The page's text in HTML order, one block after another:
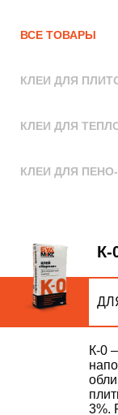
ВСЕ ТОВАРЫ
КЛЕИ ДЛЯ
КЛЕИ ДЛЯ
КЛЕИ ДЛЯ
К-
К-0
3%.